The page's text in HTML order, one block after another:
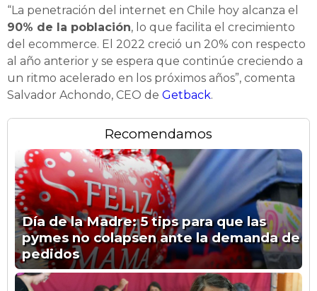
“La penetración del internet en Chile hoy alcanza el
90% de la población, lo que facilita el crecimiento
del ecommerce. El 2022 creció un 20% con respecto
al año anterior y se espera que continúe creciendo a
un ritmo acelerado en los próximos años”, comenta
Salvador Achondo, CEO de Getback.
Recomendamos
Día de la Madre: 5 tips para que las
pymes no colapsen ante la demanda de
pedidos